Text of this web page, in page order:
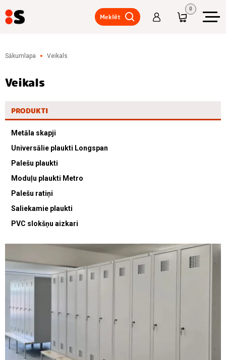
plaukti
Moduļu
Metro
Palešu
ratiņi
Saliekamie
PVC
slokšņu
pakkaus
Meklēt
0
Sākumlapa Veikals
Veikals
PRODUKTI
Metāla skapji
Universālie plaukti Longspan
Palešu plaukti
Moduļu plaukti Metro
Palešu ratiņi
Saliekamie plaukti
PVC slokšņu aizkari